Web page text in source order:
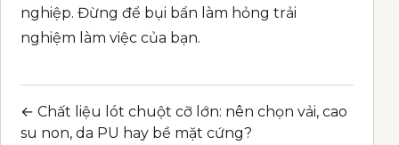
nghiệp. Đừng để bụi bẩn làm hỏng trải
nghiệm làm việc của bạn.
Post navigation
← Chất liệu lót chuột cỡ lớn: nên chọn vải, cao
su non, da PU hay bề mặt cứng?